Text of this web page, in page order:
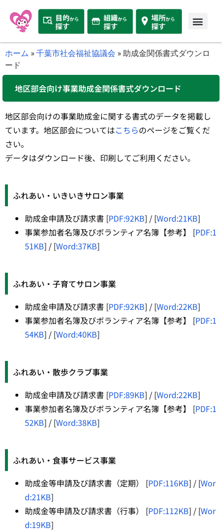
ホーム »千葉市社会福祉協議会 »助成金関係書式ダウンロ
ード
地区部会向け事業助成金関係書式ダウンロード
地区部会向けの事業助成金に関する書式のデータを掲載し
ています。地区部会についてはこちらのページをご覧くだ
さい。
データはダウンロード後、印刷してご利用ください。
ふれあい・いきいきサロン事業
助成金申請及び請求書 [PDF:92KB] / [Word:21KB]
事業参加者名簿及びボランティア名簿【参考】 [PDF:1
51KB] / [Word:37KB]
ふれあい・子育てサロン事業
助成金申請及び請求書 [PDF:92KB] / [Word:22KB]
事業参加者名簿及びボランティア名簿【参考】 [PDF:1
54KB] / [Word:40KB]
ふれあい・散歩クラブ事業
助成金申請及び請求書 [PDF:89KB] / [Word:22KB]
事業参加者名簿及びボランティア名簿【参考】 [PDF:1
52KB] / [Word:38KB]
ふれあい・食事サービス事業
助成金等申請及び請求書（定期） [PDF:116KB] / [Wor
d:21KB]
助成金等申請及び請求書（行事） [PDF:112KB] / [Wor
d:19KB]